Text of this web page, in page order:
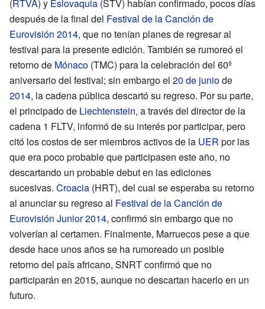
(RTVA) y Eslovaquia (STV) habían confirmado, pocos días
después de la final del Festival de la Canción de
Eurovisión 2014, que no tenían planes de regresar al
festival para la presente edición. También se rumoreó el
retorno de Mónaco (TMC) para la celebración del 60º
aniversario del festival; sin embargo el 20 de juniode
2014, la cadena pública descartó su regreso. Por su parte,
el principado de Liechtenstein, a través del director de la
cadena 1 FLTV, informó de su interés por participar, pero
citó los costos de ser miembros activos de la UER por las
que era poco probable que participasen este año, no
descartando un probable debut en las ediciones
sucesivas. Croacia (HRT), del cual se esperaba su retorno
al anunciar su regreso al Festival de la Canción de
Eurovisión Junior 2014, confirmó sin embargo que no
volverían al certamen. Finalmente, Marruecos pese a que
desde hace unos años se ha rumoreado un posible
retorno del país africano, SNRT confirmó que no
participarán en 2015, aunque no descartan hacerlo en un
futuro.